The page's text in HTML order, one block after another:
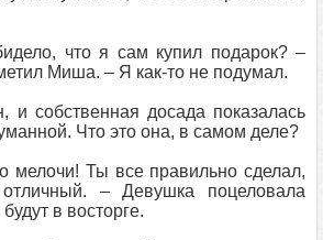
что я сам купил подарок? –
Миша. – Я как-то не подумал.
и собственная досада показалась
Что это она, в самом деле?
мелочи! Ты все правильно сделал,
– Девушка поцеловала
в восторге.